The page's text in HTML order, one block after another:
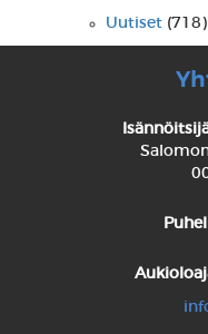
Uutiset (718)